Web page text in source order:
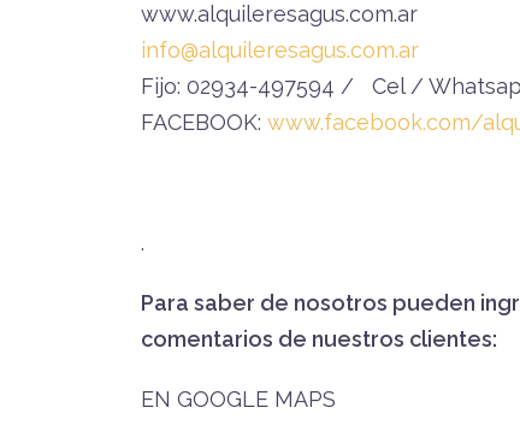
www.alquileresagus.com.ar
info@alquileresagus.com.ar
Fijo: 02934-497594 / Cel /
FACEBOOK: www.facebook.com/
.
Para saber de nosotros pueden
comentarios de nuestros clientes:
EN GOOGLE MAPS